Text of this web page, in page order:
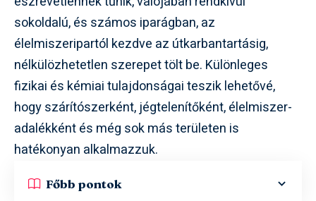
sokoldalú, és számos iparágban, az
élelmiszeripartól kezdve az útkarbantartásig,
nélkülözhetetlen szerepet tölt be. Különleges
fizikai és kémiai tulajdonságai teszik lehetővé,
hogy szárítószerként, jégtelenítőként, élelmiszer-
adalékként és még sok más területen is
hatékonyan alkalmazzuk.
Főbb pontok